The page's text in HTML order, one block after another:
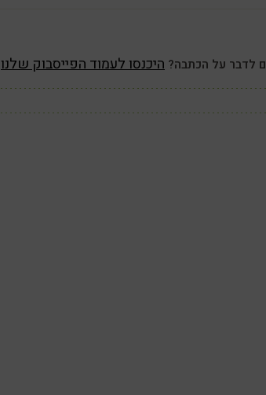
לדבר על הכתבה? היכנסו לעמוד הפייסבוק שלנו